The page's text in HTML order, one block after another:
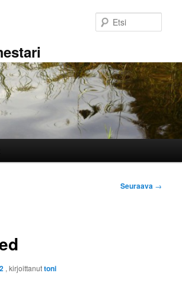
Seuraava →
, kirjoittanuttoni